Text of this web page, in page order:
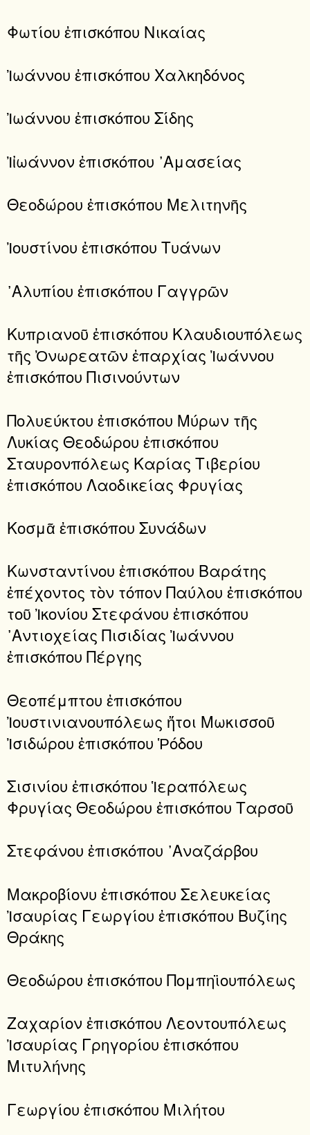
Φωτίου ἐπισκόπου Νικαίας
Ἰωάννου ἐπισκόπου Χαλκηδόνος
Ἰωάννου ἐπισκόπου Σίδης
Ἰἰωάννον ἐπισκόπου ᾿Αμασείας
Θεοδώρου ἐπισκόπου Μελιτηνῆς
Ἰουστίνου ἐπισκόπου Τυάνων
᾿Αλυπίου ἐπισκόπου Γαγγρῶν
Κυπριανοῦ ἐπισκόπου Κλαυδιουπόλεως
τῆς Ὀνωρεατῶν ἐπαρχίας Ἰωάννου
ἐπισκόπου Πισινούντων
Πολυεύκτου ἐπισκόπου Μύρων τῆς
Λυκίας Θεοδώρου ἐπισκόπου
Σταυρονπόλεως Καρίας Τιβερίου
ἐπισκόπου Λαοδικείας Φρυγίας
Κοσμᾶ ἐπισκόπου Συνάδων
Κωνσταντίνου ἐπισκόπου Βαράτης
ἐπέχοντος τὸν τόπον Παύλου ἐπισκόπου
τοῦ Ἰκονίου Στεφάνου ἐπισκόπου
᾿Αντιοχείας Πισιδίας Ἰωάννου
ἐπισκόπου Πέργης
Θεοπέμπτου ἐπισκόπου
Ἰουστινιανουπόλεως ἤτοι Μωκισσοῦ
Ἰσιδώρου ἐπισκόπου Ῥόδου
Σισινίου ἐπισκόπου Ἱεραπόλεως
Φρυγίας Θεοδώρου ἐπισκόπου Ταρσοῦ
Στεφάνου ἐπισκόπου ᾿Αναζάρβου
Μακροβίονυ ἐπισκόπου Σελευκείας
Ἰσαυρίας Γεωργίου ἐπισκόπου Βυζίης
Θράκης
Θεοδώρου ἐπισκόπου Πομπηϊουπόλεως
Ζαχαρίον ἐπισκόπου Λεοντουπόλεως
Ἰσαυρίας Γρηγορίου ἐπισκόπου
Μιτυλήνης
Γεωργίου ἐπισκόπου Μιλήτου